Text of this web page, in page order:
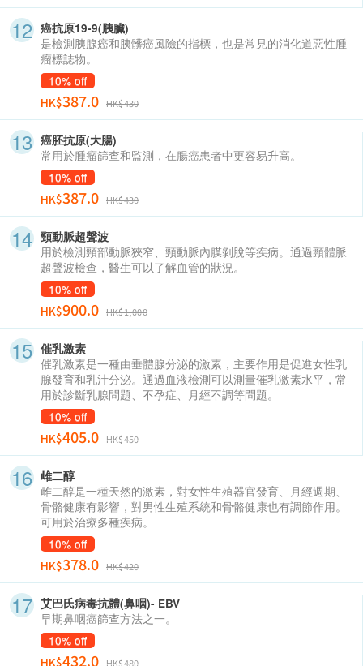
癌抗原19-9(胰臟)
是檢測胰腺癌和胰髒癌風險的指標，也是常見的消化道惡性腫
瘤標誌物。
10% off
HK$387.0 HK$430
癌胚抗原(大腸)
常用於腫瘤篩查和監測，在腸癌患者中更容易升高。
10% off
HK$387.0 HK$430
頸動脈超聲波
用於檢測頸部動脈狹窄、頸動脈內膜剝脫等疾病。通過頸體脈
超聲波檢查，醫生可以了解血管的狀況。
10% off
HK$900.0 HK$1,000
催乳激素
催乳激素是一種由垂體腺分泌的激素，主要作用是促進女性乳
腺發育和乳汁分泌。通過血液檢測可以測量催乳激素水平，常
用於診斷乳腺問題、不孕症、月經不調等問題。
10% off
HK$405.0 HK$450
雌二醇
雌二醇是一種天然的激素，對女性生殖器官發育、月經週期、
骨骼健康有影響，對男性生殖系統和骨骼健康也有調節作用。
可用於治療多種疾病。
10% off
HK$378.0 HK$420
艾巴氏病毒抗體(鼻咽)- EBV
早期鼻咽癌篩查方法之一。
10% off
HK$432.0 HK$480